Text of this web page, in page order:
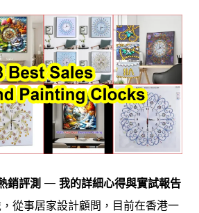
銷評測 — 我的詳細心得與實試報告
從事居家設計顧問，目前在香港一